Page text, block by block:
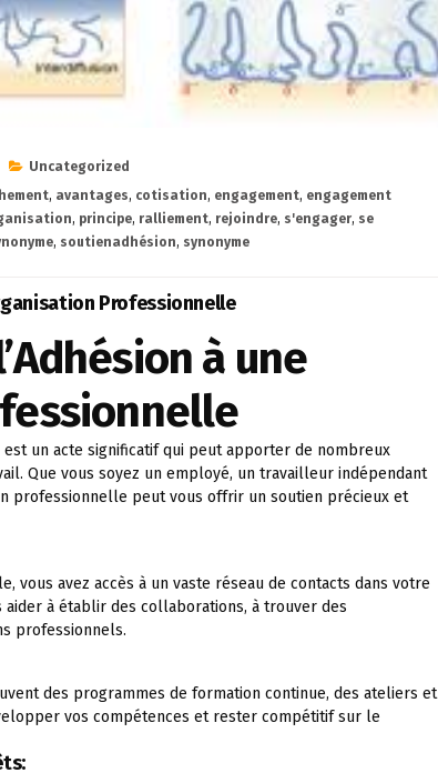
Uncategorized
, avantages, cotisation, engagement, engagement
, principe, ralliement, rejoindre, s'engager, se
, soutienadhésion, synonyme
Professionnelle
à une
est un acte significatif qui peut apporter de nombreux
Que vous soyez un employé, un travailleur indépendant
professionnelle peut vous offrir un soutien précieux et
vous avez accès à un vaste réseau de contacts dans votre
aider à établir des collaborations, à trouver des
professionnels.
des programmes de formation continue, des ateliers et
vos compétences et rester compétitif sur le